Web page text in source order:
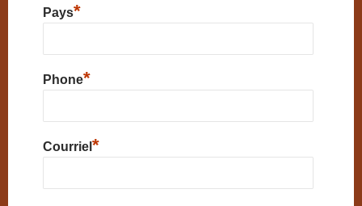
Pays*
Phone*
Courriel *